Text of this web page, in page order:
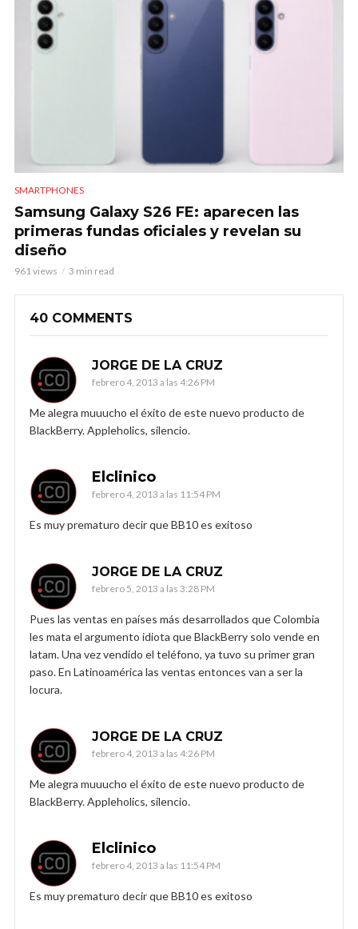
SMARTPHONES
Samsung Galaxy S26 FE: aparecen las
primeras fundas oficiales y revelan su
diseño
961 views 3 min read
40 COMMENTS
JORGE DE LA CRUZ
febrero 4, 2013 a las 4:26 PM
Me alegra muuucho el éxito de este nuevo producto de
BlackBerry. Appleholics, silencio.
Elclinico
febrero 4, 2013 a las 11:54 PM
Es muy prematuro decir que BB10 es exitoso
JORGE DE LA CRUZ
febrero 5, 2013 a las 3:28 PM
Pues las ventas en países más desarrollados que Colombia
les mata el argumento idiota que BlackBerry solo vende en
latam. Una vez vendido el teléfono, ya tuvo su primer gran
paso. En Latinoamérica las ventas entonces van a ser la
locura.
JORGE DE LA CRUZ
febrero 4, 2013 a las 4:26 PM
Me alegra muuucho el éxito de este nuevo producto de
BlackBerry. Appleholics, silencio.
Elclinico
febrero 4, 2013 a las 11:54 PM
Es muy prematuro decir que BB10 es exitoso